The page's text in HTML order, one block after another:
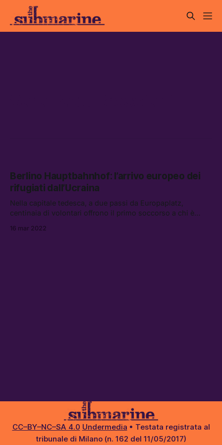
Berlino Hauptbahnhof: l’arrivo europeo dei
rifugiati dall’Ucraina
Nella capitale tedesca, a due passi da Europaplatz,
centinaia di volontari offrono il primo soccorso a chi è
sta aiutando migliaia di rifugiati, 18 mila solo a Berlino.
16 mar 2022
CC–BY–NC–SA 4.0 Undermedia • Testata registrata al
tribunale di Milano (n. 162 del 11/05/2017)